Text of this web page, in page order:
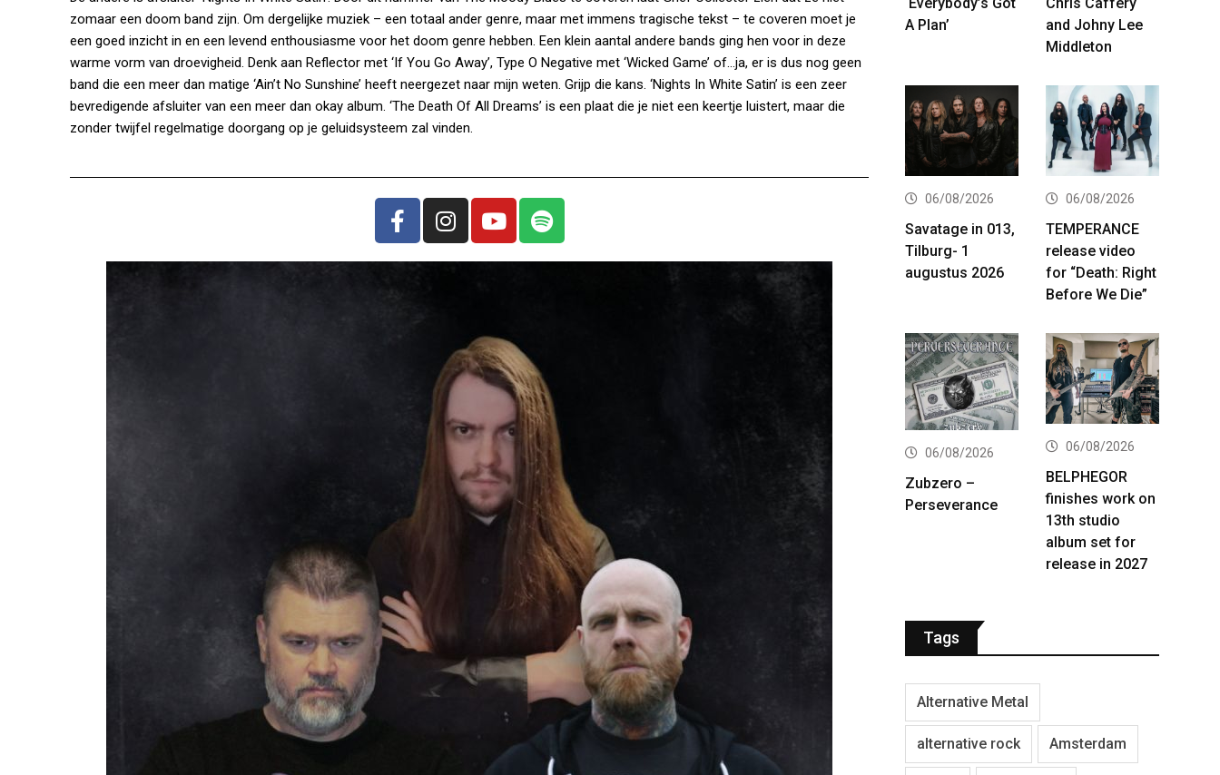
zomaar een doom band zijn. Om dergelijke muziek – een totaal ander genre, maar met immens tragische tekst – te coveren moet je
een goed inzicht in en een levend enthousiasme voor het doom genre hebben. Een klein aantal andere bands ging hen voor in deze
warme vorm van droevigheid. Denk aan Reflector met ‘If You Go Away’, Type O Negative met ‘Wicked Game’ of…ja, er is dus nog geen
band die een meer dan matige ‘Ain’t No Sunshine’ heeft neergezet naar mijn weten. Grijp die kans. ‘Nights In White Satin’ is een zeer
bevredigende afsluiter van een meer dan okay album. ‘The Death Of All Dreams’ is een plaat die je niet een keertje luistert, maar die
zonder twijfel regelmatige doorgang op je geluidsysteem zal vinden.
A Plan’
and Johny Lee
Middleton
06/08/2026
Savatage in 013,
Tilburg- 1
augustus 2026
06/08/2026
TEMPERANCE
release video
for “Death: Right
Before We Die”
06/08/2026
Zubzero –
Perseverance
06/08/2026
BELPHEGOR
finishes work on
13th studio
album set for
release in 2027
Tags
Alternative Metal
alternative rock Amsterdam